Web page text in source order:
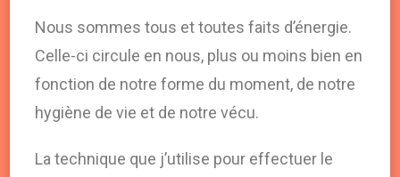
Nous sommes tous et toutes faits d’énergie.
Celle-ci circule en nous, plus ou moins bien en
fonction de notre forme du moment, de notre
hygiène de vie et de notre vécu.
La technique que j’utilise pour effectuer le